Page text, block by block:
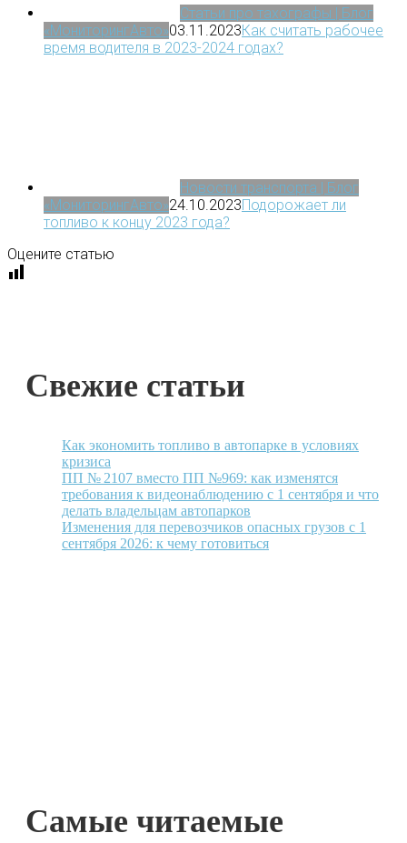
Статьи про тахографы | Блог
«МониторингАвто»03.11.2023Как считать рабочее
время водителя в 2023-2024 годах?
Новости транспорта | Блог
«МониторингАвто»24.10.2023Подорожает ли
топливо к концу 2023 года?
Оцените статью
Свежие статьи
Как экономить топливо в автопарке в условиях
кризиса
ПП № 2107 вместо ПП №969: как изменятся
требования к видеонаблюдению с 1 сентября и что
делать владельцам автопарков
Изменения для перевозчиков опасных грузов с 1
сентября 2026: к чему готовиться
Самые читаемые